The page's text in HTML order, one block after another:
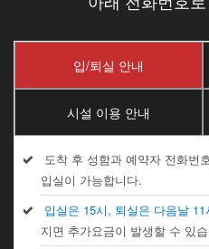
입/퇴실 안내
시설 이용 안내
도착 후 성함과 예약자 전화번
입실이 가능합니다.
입실은 15시, 퇴실은 다음날 11
지면 추가요금이 발생할 수 있